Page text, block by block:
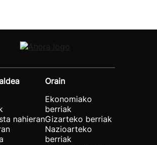
nahieran
Orain
Ekonomiako
berriak
Gizarteko berriak
Nazioarteko
berriak